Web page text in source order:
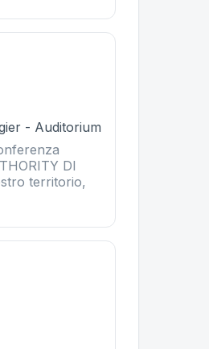
- Auditorium
DI
territorio,